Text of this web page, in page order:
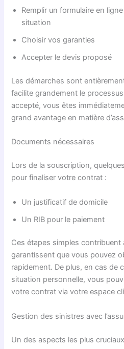
Remplir un formulaire en
situation
Choisir vos garanties
Accepter le devis proposé
Les démarches sont
facilite grandement le
accepté, vous êtes
grand avantage en matière
Documents nécessaires
Lors de la souscription,
pour finaliser votre contrat :
Un justificatif de domicile
Un RIB pour le paiement
Ces étapes simples contribuent
garantissent que vous pouvez
rapidement. De plus, en cas de
situation personnelle, vous
votre contrat via votre espace
Gestion des sinistres avec
Un des aspects les plus